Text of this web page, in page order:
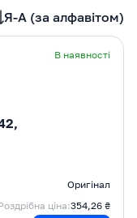
Я-A (за алфавітом)
В наявності
Оригінал
ціна:354,26 ₴